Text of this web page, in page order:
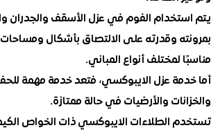
الفوم في عزل الأسقف والجدران
وقدرته على الالتصاق بأشكال ومساحات
أنواع المباني.
عزل الايبوكسي، فتعد خدمة مهمة للحفاظ
والأرضيات في حالة ممتازة.
الطلاءات الايبوكسي ذات الخواص الكيميائية